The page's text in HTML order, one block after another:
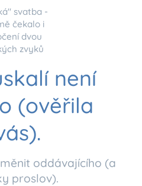
svatba -
čekalo i
dvou
zvyků
není
(ověřila
oddávajícího (a
proslov).